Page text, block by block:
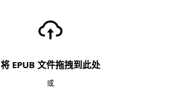
将 EPUB 文件拖拽到此处
或